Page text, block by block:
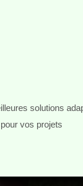
solutions
vos projets